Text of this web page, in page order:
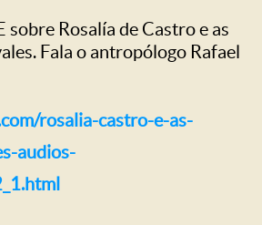
sobre Rosalía de Castro e as
Fala o antropólogo Rafael
rosalia-castro-e-as-
audios-